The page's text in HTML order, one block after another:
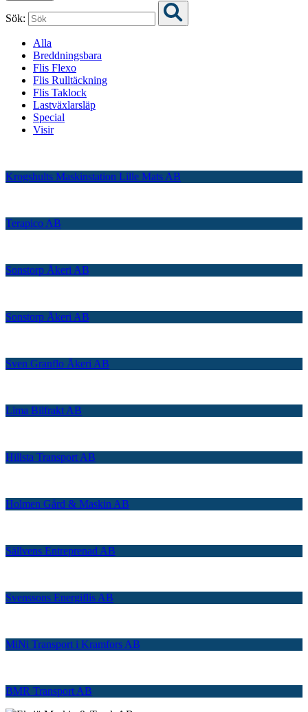
Sök:
Alla
Breddningsbara
Flis Flexo
Flis Rulltäckning
Flis Taklock
Lastväxlarsläp
Special
Visir
Krogshults Maskinstation Lille Mats AB
Terapico AB
Sonstorp Åkeri AB
Sonstorp Åkeri AB
Sven Granflo Åkeri AB
Lima Bilfrakt AB
Hillsta Transport AB
Holmen Gård & Maskin AB
Sällvens Entreprenad AB
Svenssons Energiflis AB
MiNi Transport i Kramfors AB
BMR Transport AB